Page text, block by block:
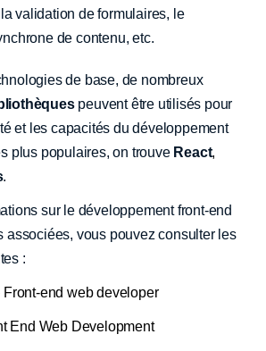
validation de formulaires, le
de contenu, etc.
de base, de nombreux
peuvent être utilisés pour
et les capacités du développement
plus populaires, on trouve React,
.
sur le développement front-end
associées, vous pouvez consulter les
:
end web developer
End Web Development